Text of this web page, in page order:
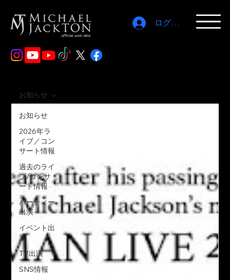
ログイン
お知らせ
2026年ラ
イブ／コン
サート情報
過去のライ
ブ/コンサ
ート情報
パーティー
出演
イベント出
演
TV出演
SNS情報
お知らせ